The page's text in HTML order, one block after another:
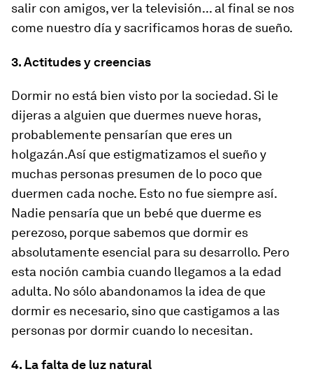
salir con amigos, ver la televisión... al final se nos
come nuestro día y sacrificamos horas de sueño.
3.Actitudes y creencias
Dormir no está bien visto por la sociedad. Si le
dijeras a alguien que duermes nueve horas,
probablemente pensarían que eres un
holgazán.Así que estigmatizamos el sueño y
muchas personas presumen de lo poco que
duermen cada noche. Esto no fue siempre así.
Nadie pensaría que un bebé que duerme es
perezoso, porque sabemos que dormir es
absolutamente esencial para su desarrollo. Pero
esta noción cambia cuando llegamos a la edad
adulta. No sólo abandonamos la idea de que
dormir es necesario, sino que castigamos a las
personas por dormir cuando lo necesitan.
4. La falta de luz natural